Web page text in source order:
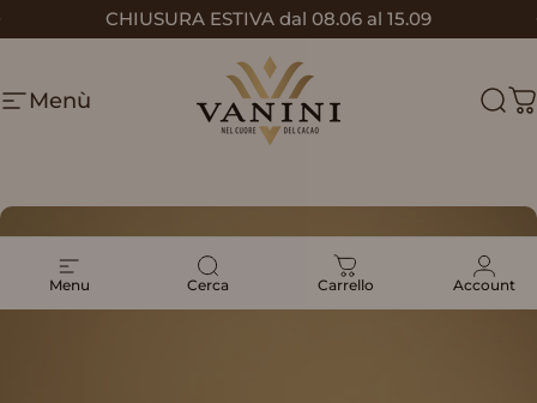
Vai direttamente ai contenuti
CHIUSURA ESTIVA dal 08.06 al 15.09
Metti in pausa presentazione
Menù Vanini
Menu Cerca Carrello Account